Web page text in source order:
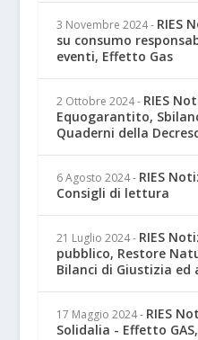
3 Novembre 2024 - RIES
su consumo
eventi, Effetto Gas
2 Ottobre 2024 - RIES
Equogarantito,
Quaderni della
6 Agosto 2024 - RIES
Consigli di lettura
21 Luglio 2024 - RIES
pubblico, Restore
Bilanci di Giustizia ed
17 Maggio 2024 - RIES
Solidalia - Effetto